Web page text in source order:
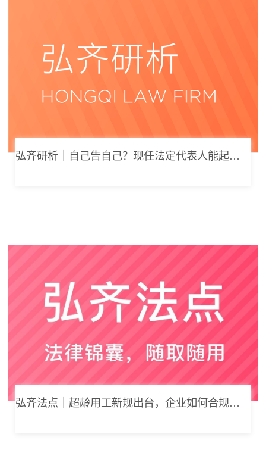
弘齐研析｜自己告自己？现任法定代表人能起诉公司索要劳动报酬吗？
弘齐法点｜超龄用工新规出台，企业如何合规用工